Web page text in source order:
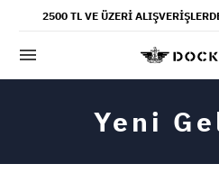
2500 TL VE ÜZERI
gömlek
ultimate chino pantolon
ona özel - erkek
Yeni